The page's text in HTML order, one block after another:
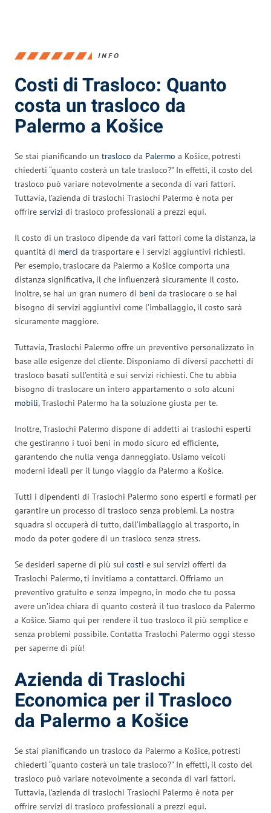
INFO
Costi di Trasloco: Quanto
costa un trasloco da
Palermo a Košice
Se stai pianificando un trasloco da Palermo a Košice, potresti
chiederti “quanto costerà un tale trasloco?” In effetti, il costo del
trasloco può variare notevolmente a seconda di vari fattori.
Tuttavia, l’azienda di traslochi Traslochi Palermo è nota per
offrire servizi di trasloco professionali a prezzi equi.
Il costo di un trasloco dipende da vari fattori come la distanza, la
quantità di merci da trasportare e i servizi aggiuntivi richiesti.
Per esempio, traslocare da Palermo a Košice comporta una
distanza significativa, il che influenzerà sicuramente il costo.
Inoltre, se hai un gran numero di beni da traslocare o se hai
bisogno di servizi aggiuntivi come l’imballaggio, il costo sarà
sicuramente maggiore.
Tuttavia, Traslochi Palermo offre un preventivo personalizzato in
base alle esigenze del cliente. Disponiamo di diversi pacchetti di
trasloco basati sull’entità e sui servizi richiesti. Che tu abbia
bisogno di traslocare un intero appartamento o solo alcuni
mobili, Traslochi Palermo ha la soluzione giusta per te.
Inoltre, Traslochi Palermo dispone di addetti ai traslochi esperti
che gestiranno i tuoi beni in modo sicuro ed efficiente,
garantendo che nulla venga danneggiato. Usiamo veicoli
moderni ideali per il lungo viaggio da Palermo a Košice.
Tutti i dipendenti di Traslochi Palermo sono esperti e formati per
garantire un processo di trasloco senza problemi. La nostra
squadra si occuperà di tutto, dall’imballaggio al trasporto, in
modo da poter godere di un trasloco senza stress.
Se desideri saperne di più sui costi e sui servizi offerti da
Traslochi Palermo, ti invitiamo a contattarci. Offriamo un
preventivo gratuito e senza impegno, in modo che tu possa
avere un’idea chiara di quanto costerà il tuo trasloco da Palermo
a Košice. Siamo qui per rendere il tuo trasloco il più semplice e
senza problemi possibile. Contatta Traslochi Palermo oggi stesso
per saperne di più!
Azienda di Traslochi
Economica per il Trasloco
da Palermo a Košice
Se stai pianificando un trasloco da Palermo a Košice, potresti
chiederti “quanto costerà un tale trasloco?” In effetti, il costo del
trasloco può variare notevolmente a seconda di vari fattori.
Tuttavia, l’azienda di traslochi Traslochi Palermo è nota per
offrire servizi di trasloco professionali a prezzi equi.